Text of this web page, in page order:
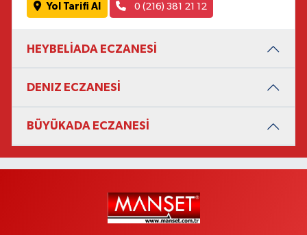
Yol Tarifi Al 0 (216) 381 21 12
HEYBELİADA ECZANESİ
DENIZ ECZANESİ
BÜYÜKADA ECZANESİ